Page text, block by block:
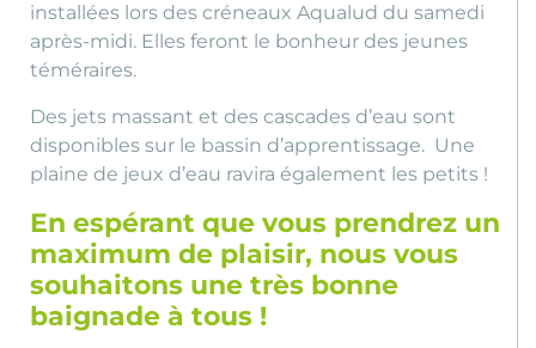
installées lors des créneaux Aqualud du samedi
après-midi. Elles feront le bonheur des jeunes
téméraires.
Des jets massant et des cascades d’eau sont
disponibles sur le bassin d’apprentissage. Une
plaine de jeux d’eau ravira également les petits !
En espérant que vous prendrez un
maximum de plaisir, nous vous
souhaitons une très bonne
baignade à tous !